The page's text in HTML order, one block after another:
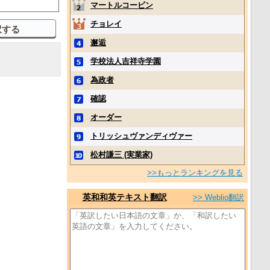
マートルコービン
チョレイ
邂逅
学校法人吉祥寺学園
為政者
確認
オーダー
トリッシュヴァンディヴァー
松村謙三 (実業家)
>>もっとランキングを見る
英和和英テキスト翻訳 >> Weblio翻訳